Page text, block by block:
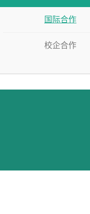
国际合作
校企合作